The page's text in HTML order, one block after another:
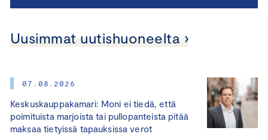
Uusimmat uutishuoneelta ›
07.08.2026
Keskuskauppakamari: Moni ei tiedä, että
poimituista marjoista tai pullopanteista pitää
maksaa tietyissä tapauksissa verot